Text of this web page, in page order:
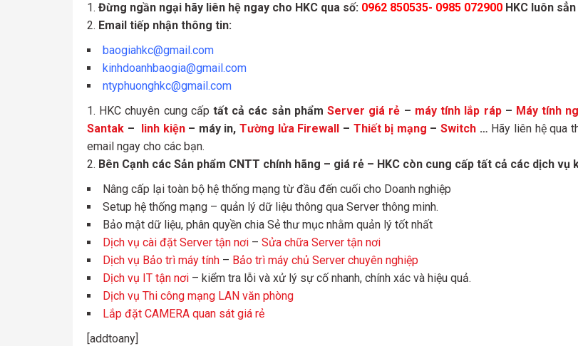
Đừng ngần ngại hãy liên hệ ngay cho HKC qua số: 0962 850535- 0985 072900 HKC luôn
Email tiếp nhận thông tin:
baogiahkc@gmail.com
kinhdoanhbaogia@gmail.com
ntyphuonghkc@gmail.com
HKC chuyên cung cấptất cả các sản phẩmServer giá rẻ – máy tính lắp ráp– Máy tính
Santak – linh kiện– máy in,Tường lửa Firewall – Thiết bị mạng –Switch … Hãy liên hệ qua
email ngay cho các bạn.
Bên Cạnh các Sản phẩm CNTT chính hãng – giá rẻ – HKC còn cung cấp tất cả các dịch vụ
Nâng cấp lại toàn bộ hệ thống mạng từ đầu đến cuối cho Doanh nghiệp
Setup hệ thống mạng – quản lý dữ liệu thông qua Server thông minh.
Bảo mật dữ liệu, phân quyền chia Sẻ thư mục nhằm quản lý tốt nhất
Dịch vụ cài đặt Server tận nơi – Sửa chữa Server tận nơi
Dịch vụ Bảo trì máy tính – Bảo trì máy chủ Server chuyên nghiệp
Dịch vụ IT tận nơi – kiểm tra lỗi và xử lý sự cố nhanh, chính xác và hiệu quả.
Dịch vụ Thi công mạng LAN văn phòng
Lắp đặt CAMERA quan sát giá rẻ
[addtoany]